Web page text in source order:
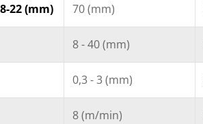
22 (mm) 70 (mm)
8 - 40 (mm)
0,3 - 3 (mm)
8 (m/min)